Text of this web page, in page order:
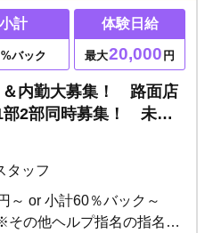
小計
%バック
体験日給
最大20,000 円
＆内勤大募集！ 路面店
部2部同時募集！ 未経
タッフ
～ or 小計60％バック～
ヘルプ指名の指名バックあり！